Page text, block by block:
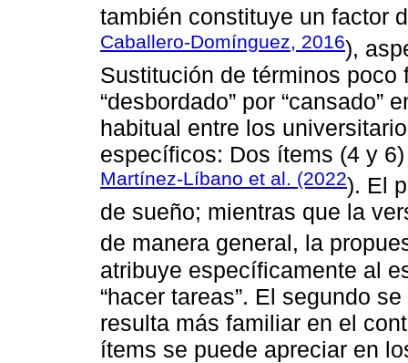
también constituye un factor
Caballero-Domínguez, 2016),
Sustitución de términos
“desbordado” por
habitual entre los
específicos: Dos ítems (4 y
Martínez-Líbano et al. (2022). El
de sueño; mientras que la
de manera general, la
atribuye específicamente al
“hacer tareas”. El segundo
resulta más familiar en el
ítems se puede apreciar en